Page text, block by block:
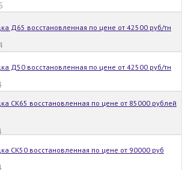
Д65 восстановленная по цене от 42500 руб/тн
Д50 восстановленная по цене от 42500 руб/тн
СК65 восстановленная по цене от 85000 рублей
СК50 восстановленная по цене от 90000 руб